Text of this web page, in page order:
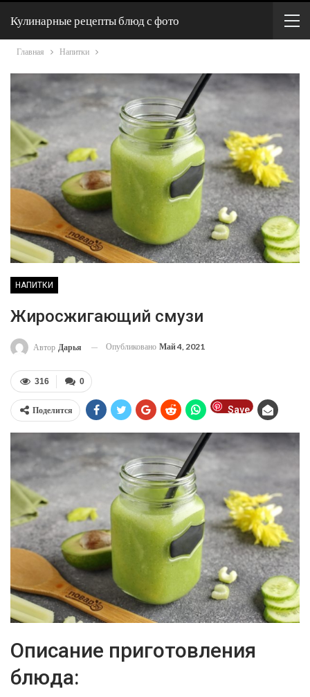
Кулинарные рецепты блюд с фото
Главная Напитки
НАПИТКИ
Жиросжигающий смузи
Автор Дарья Опубликовано Май 4, 2021
0
316
Поделится Save
Описание приготовления
блюда: